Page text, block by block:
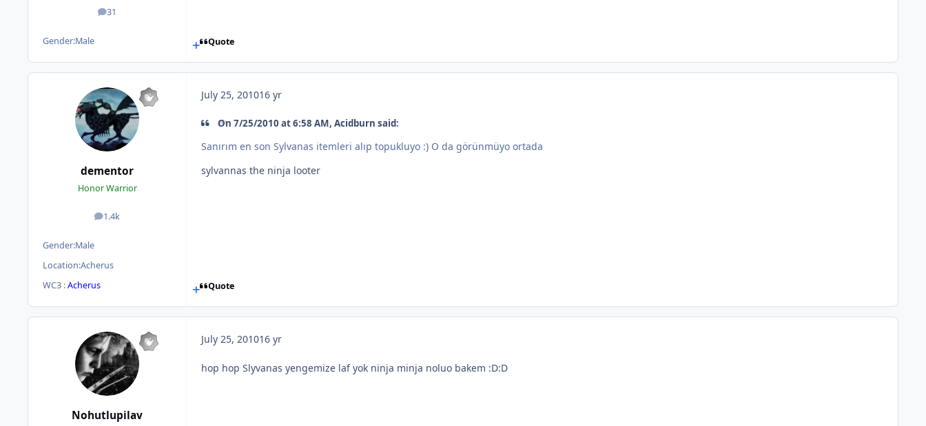
31
posts
Gender:Male Quote
dementor
Honor Warrior
1.4k
posts
Gender:Male
Location:Acherus
WC3 :Acherus
July 25, 201016 yr
On 7/25/2010 at 6:58 AM, Acidburn said:
Sanırım en son Sylvanas itemleri alıp topukluyo :) O da görünmüyo ortada
sylvannas the ninja looter
Quote
Nohutlupilav
July 25, 201016 yr
hop hop Slyvanas yengemize laf yok ninja minja noluo bakem :D:D